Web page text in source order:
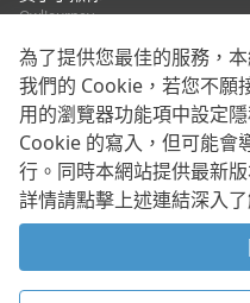
OwlJourney
聯絡我們
客服信箱：
服務信箱 / 廣告洽詢：
媒體合作 / 新聞稿提供：
使用者條款 隱
為了提供您最佳的服務，
我們的 Cookie，若您不願
用的瀏覽器功能項中設定
Cookie 的寫入，但可能會
行。同時本網站提供最新
詳情請點擊上述連結深入了